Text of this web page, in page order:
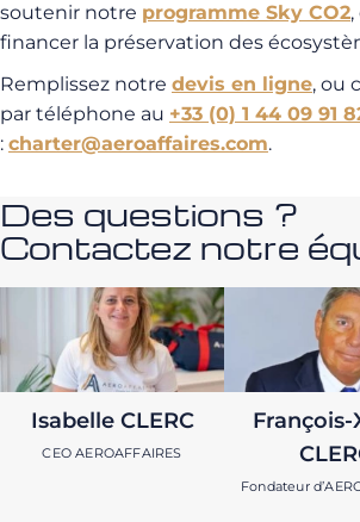
soutenir notre programme Sky CO2
financer la préservation des
Remplissez notre devis en ligne, ou
par téléphone au +33 (0) 1 44 09 91
: charter@aeroaffaires.com.
Des questions ?
Contactez notre
Isabelle CLERC
CEO AEROAFFAIRES
François-
Fondateur